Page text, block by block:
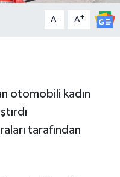
A- A+
otomobili kadın
tarafından